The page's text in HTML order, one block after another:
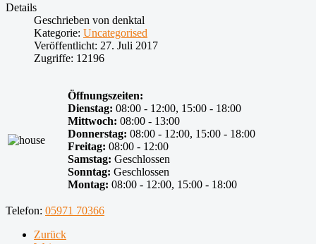
Details
Geschrieben von denktal
Kategorie: Uncategorised
Veröffentlicht: 27. Juli 2017
Zugriffe: 12196
Öffnungszeiten:
Dienstag: 08:00 - 12:00, 15:00 - 18:00
Mittwoch: 08:00 - 13:00
Donnerstag: 08:00 - 12:00, 15:00 - 18:00
Freitag: 08:00 - 12:00
Samstag: Geschlossen
Sonntag: Geschlossen
Montag: 08:00 - 12:00, 15:00 - 18:00
Telefon: 05971 70366
Zurück